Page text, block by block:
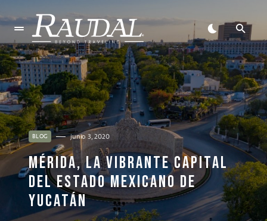
BLOG junio 3, 2020
MÉRIDA, LA VIBRANTE CAPITAL
DEL ESTADO MEXICANO DE
YUCATÁN